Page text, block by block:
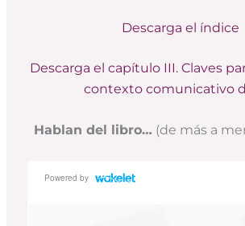
Descarga el índice
Descarga el capítulo III. Claves
contexto comunicativo
Hablan del libro… (de más a